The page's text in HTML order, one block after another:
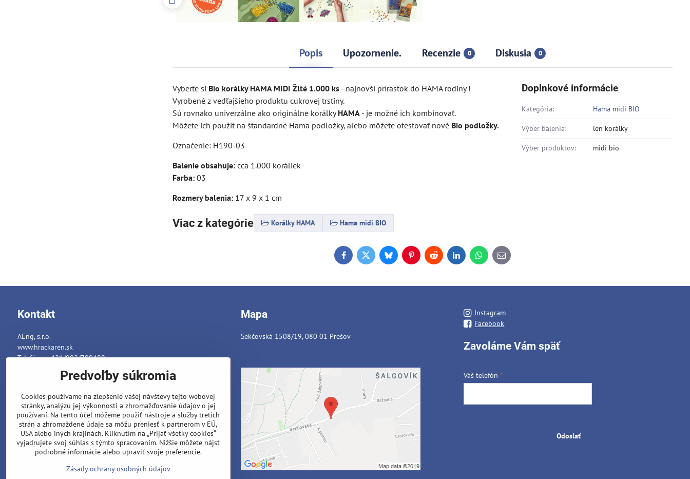
Popis Upozornenie. Recenzie 0 Diskusia 0
Vyberte si Bio korálky HAMA MIDI Žlté 1.000 ks - najnovší prírastok do HAMA rodiny !
Vyrobené z vedľajšieho produktu cukrovej trstiny.
Sú rovnako univerzálne ako originálne korálkyHAMA - je možné ich kombinovať.
Môžete ich použít na štandardné Hama podložky, alebo môžete otestovať nové Bio podložky.
Označenie: H190-03
Balenie obsahuje: cca 1.000 koráliek
Farba: 03
Rozmery balenia: 17 x 9 x 1 cm
Viac z kategórie Korálky HAMA Hama midi BIO
Doplnkové informácie
Kategória: Hama midi BIO
Výber balenia: len korálky
Výber produktov: midi bio
FacebookTwitterBlueskyPinterestRedditLinkedInWhatsApp
E-
mail
Kontakt
AEng, s.r.o.
www.hrackaren.sk
Telefón: ++421/902/799488
info@hrackaren.sk
Ochrana osobných údajov
Reklamačný poriadok
Formuláre
Mapa
Sekčovská 1508/19, 080 01 Prešov
Instagram
Facebook
Zavoláme Vám späť
Váš telefón*
Odoslať
Predvoľby súkromia
Cookies používame na zlepšenie vašej návštevy tejto webovej
stránky, analýzu jej výkonnosti a zhromažďovanie údajov o jej
používaní. Na tento účel môžeme použiť nástroje a služby tretích
strán a zhromaždené údaje sa môžu preniesť k partnerom v EÚ,
USA alebo iných krajinách. Kliknutím na „Prijať všetky cookies“
vyjadrujete svoj súhlas s týmto spracovaním. Nižšie môžete nájsť
podrobné informácie alebo upraviť svoje preferencie.
Zásady ochrany osobných údajov